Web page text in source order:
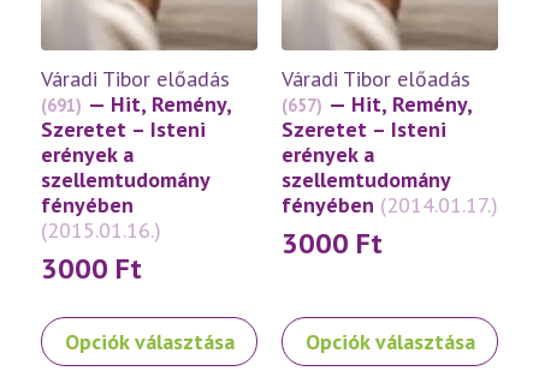
termékoldalon
választhatók
ki
termékoldalon
választhatók
ki
Váradi Tibor előadás
(691) — Hit, Remény,
Szeretet – Isteni
erények a
szellemtudomány
fényében
(2015.01.16.)
3000 Ft
Opciók választása
Ennek
a
Váradi Tibor előadás
(657) — Hit, Remény,
Szeretet – Isteni
erények a
szellemtudomány
fényében (2014.01.17.)
3000 Ft
Opciók választása
Ennek
a